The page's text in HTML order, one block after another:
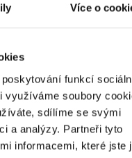
Více o
funkcí
využíváme soubory
sdílíme se svými
a analýzy. Partneři tyto
informacemi, které jste